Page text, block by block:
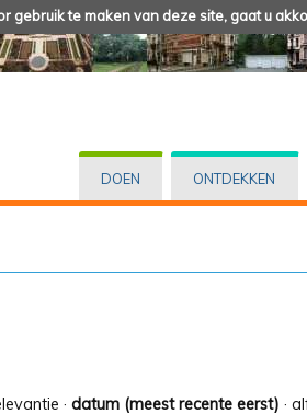
te maken van deze site, gaat u
DOEN ONTDEKKEN
· datum (meest recente eerst) ·